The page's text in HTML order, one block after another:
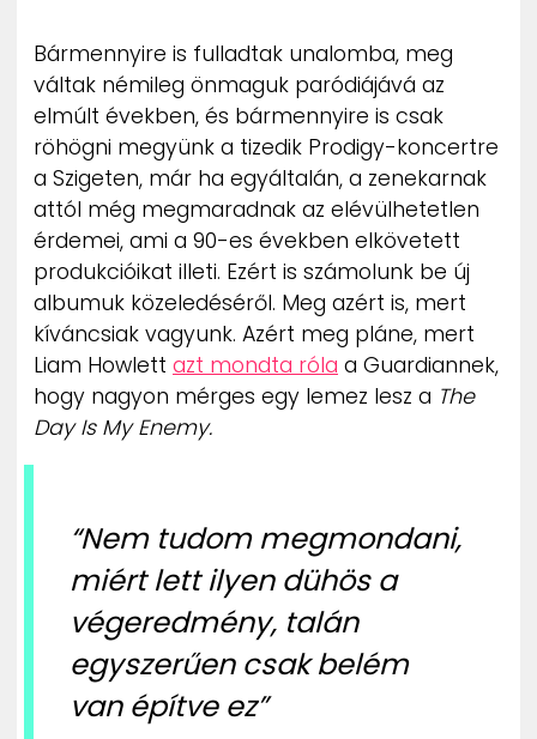
HIP
KULT
UTCA
ZENE
MÉDIAAJÁNLAT
IMPRESSZUM
PR-ARCHÍVUM
ADATKEZELÉSI TÁJÉKOZTATÓ
Bármennyire is fulladtak unalomba, meg
váltak némileg önmaguk paródiájává az
elmúlt években, és bármennyire is csak
röhögni megyünk a tizedik Prodigy-koncertre
a Szigeten, már ha egyáltalán, a zenekarnak
attól még megmaradnak az elévülhetetlen
érdemei, ami a 90-es években elkövetett
produkcióikat illeti. Ezért is számolunk be új
albumuk közeledéséről. Meg azért is, mert
kíváncsiak vagyunk. Azért meg pláne, mert
Liam Howlett azt mondta róla a Guardiannek,
hogy nagyon mérges egy lemez lesz a The
Day Is My Enemy.
“Nem tudom megmondani,
miért lett ilyen dühös a
végeredmény, talán
egyszerűen csak belém
van építve ez”